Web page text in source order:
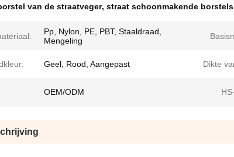
van de straatveger, straat schoonmakende borstels
Pp, Nylon, PE, PBT, Staaldraad,
Mengeling
Geel, Rood, Aangepast Dikte
OEM/ODM